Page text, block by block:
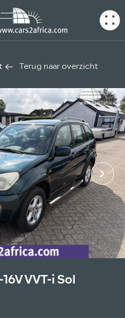
Terug naar overzicht
VVT-i Sol